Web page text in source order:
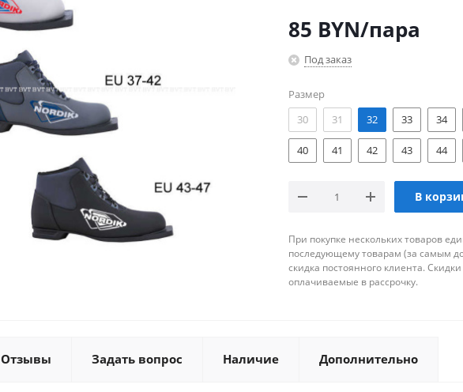
85 BYN/пара
Под заказ
Размер
30
31 32 33 34
40 41 42 43 44
В
При покупке нескольких товаров
последующему товарам (за самым
скидка постоянного клиента.
оплачиваемые в рассрочку.
Отзывы Задать вопрос Наличие Дополнительно